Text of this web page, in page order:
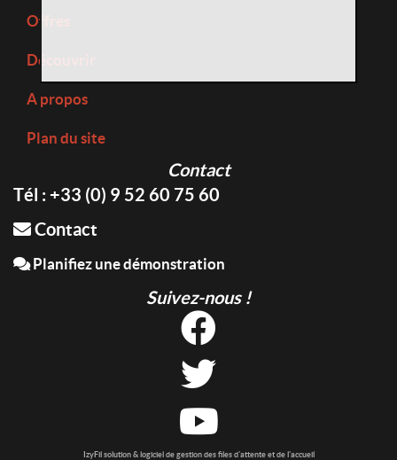
Offres
Découvrir
A propos
Plan du site
Contact
Tél : +33 (0) 9 52 60 75 60
Contact
Planifiez une démonstration
Suivez-nous !
IzyFil solution & logiciel de gestion des files d'attente et de l'accueil